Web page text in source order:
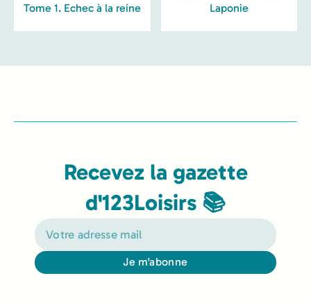
Tome 1. Echec à la reine
Laponie
Recevez la gazette
d'123Loisirs 📚
Je m'abonne